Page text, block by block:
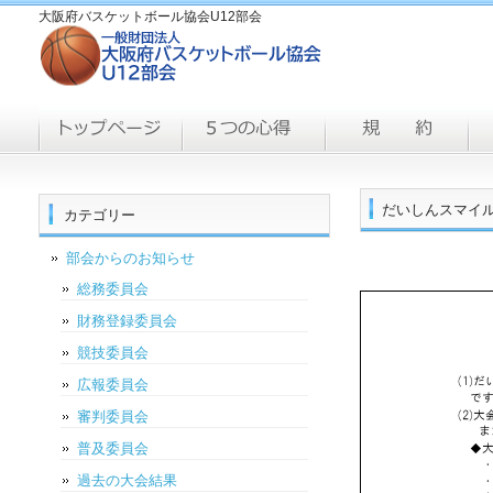
大阪府バスケットボール協会U12部会
だいしんスマイ
カテゴリー
部会からのお知らせ
総務委員会
財務登録委員会
競技委員会
広報委員会
審判委員会
普及委員会
過去の大会結果